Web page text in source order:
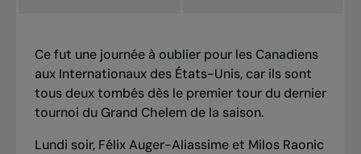
Ce fut une journée à oublier pour les Canadiens
aux Internationaux des États-Unis, car ils sont
tous deux tombés dès le premier tour du dernier
tournoi du Grand Chelem de la saison.
Lundi soir, Félix Auger-Aliassime et Milos Raonic